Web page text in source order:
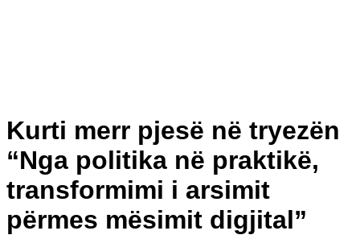
Kurti merr pjesë në tryezën
“Nga politika në praktikë,
transformimi i arsimit
përmes mësimit digjital”